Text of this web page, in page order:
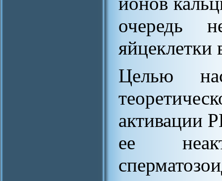
очередь
яйцеклетки
Целью
активации
ее